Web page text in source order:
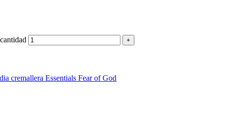
cremallera Essentials Fear of God